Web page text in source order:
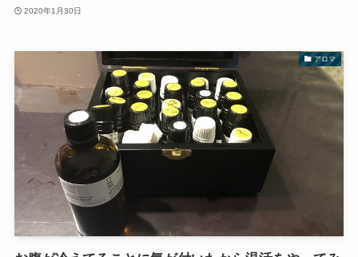
2020年1月30日
アロマ